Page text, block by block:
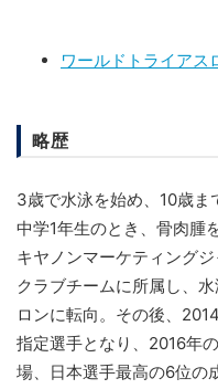
ワールドトライアス
略歴
3歳で水泳を始め、10歳ま
中学1年生のとき、骨肉腫
キヤノンマーケティング
クラブチームに所属し、
ロンに転向。その後、
指定選手となり、2016年
場、日本選手最高の6位の